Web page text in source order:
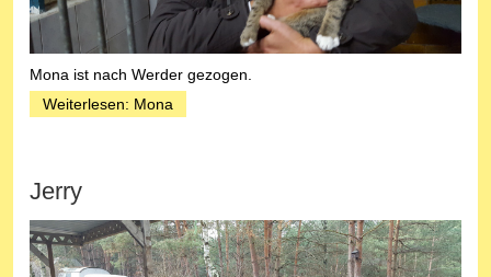
Mona ist nach Werder gezogen.
Weiterlesen: Mona
Jerry